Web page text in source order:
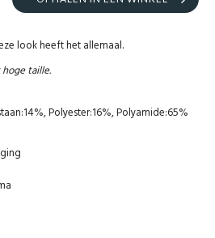
look heeft het allemaal.
taille.
Polyester:16%, Polyamide:65%